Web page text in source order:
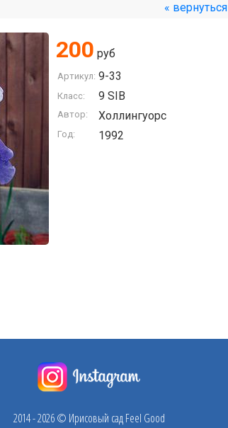
« вернуться
200 руб
Артикул: 9-33
Класс: 9 SIB
Автор: Холлингуорс
Год: 1992
2014 - 2026 © Ирисовый сад Feel Good